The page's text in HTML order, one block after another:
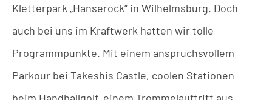
Kletterpark „Hanserock“ in Wilhelmsburg. Doch
auch bei uns im Kraftwerk hatten wir tolle
Programmpunkte. Mit einem anspruchsvollem
Parkour bei Takeshis Castle, coolen Stationen
beim Handballgolf, einem Trommelauftritt aus